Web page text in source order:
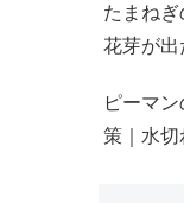
たまねぎ
花芽が出
ピーマ
策｜水切